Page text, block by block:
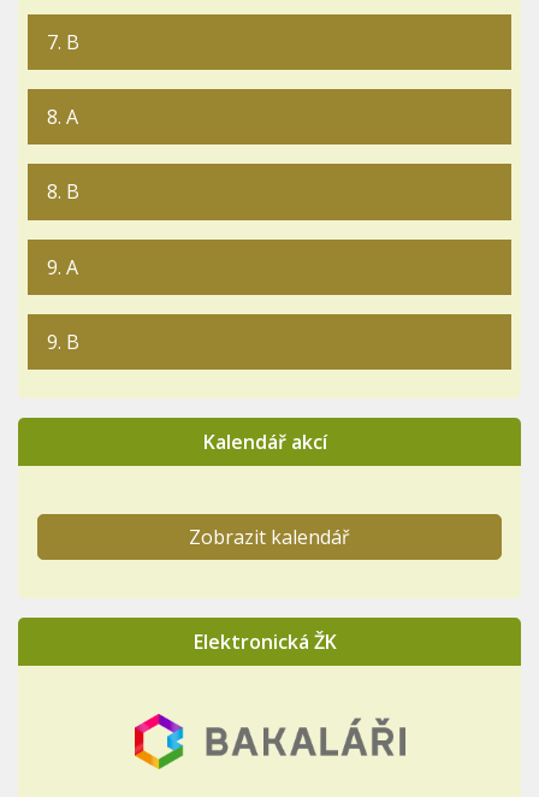
7. B
8. A
8. B
9. A
9. B
Kalendář akcí
Zobrazit kalendář
Elektronická ŽK